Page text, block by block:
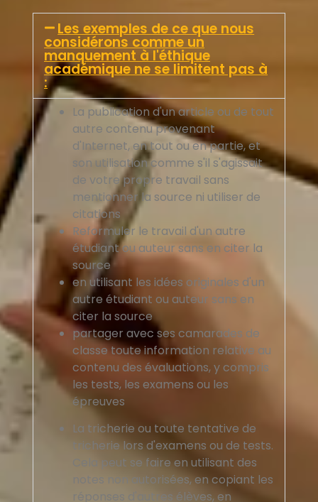
Les exemples de ce que nous
considérons comme un
manquement à l'éthique
académique ne se limitent pas à
:
La publication d'un article ou de tout
autre contenu provenant
d'Internet, en tout ou en partie, et
son utilisation comme s'il s'agissait
de votre propre travail sans
mentionner la source ni utiliser de
citations
Reformuler le travail d'un autre
étudiant ou auteur sans en citer la
source
en utilisant les idées originales d'un
autre étudiant ou auteur sans en
citer la source
partager avec ses camarades de
classe toute information relative au
contenu des évaluations, y compris
les tests, les examens ou les
épreuves
La tricherie ou toute tentative de
tricherie lors d'examens ou de tests.
Cela peut se faire en utilisant des
notes non autorisées, en copiant les
réponses d'autres élèves, en